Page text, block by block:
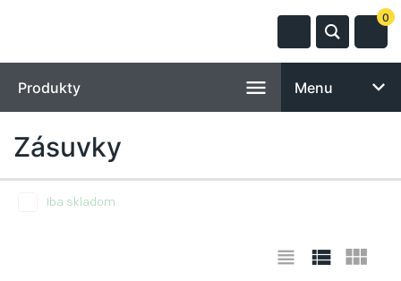
0
Produkty Menu
Zásuvky
Iba skladom